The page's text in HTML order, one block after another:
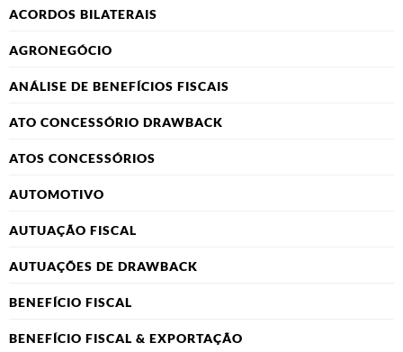
ACORDOS BILATERAIS
AGRONEGÓCIO
ANÁLISE DE BENEFÍCIOS FISCAIS
ATO CONCESSÓRIO DRAWBACK
ATOS CONCESSÓRIOS
AUTOMOTIVO
AUTUAÇÃO FISCAL
AUTUAÇÕES DE DRAWBACK
BENEFÍCIO FISCAL
BENEFÍCIO FISCAL & EXPORTAÇÃO